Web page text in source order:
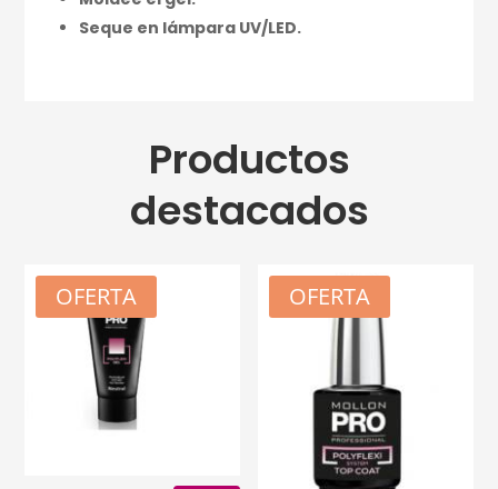
Seque en lámpara UV/LED.
Productos
destacados
OFERTA OFERTA